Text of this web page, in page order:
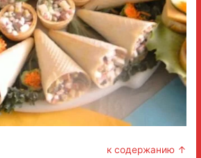
к содержанию ↑